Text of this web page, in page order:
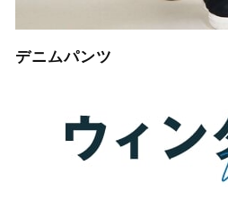
デニムパンツ